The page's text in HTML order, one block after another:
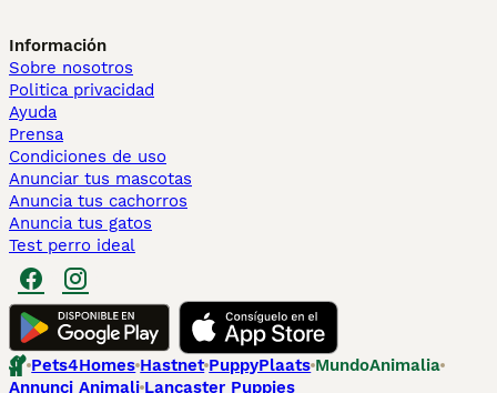
Información
Sobre nosotros
Politica privacidad
Ayuda
Prensa
Condiciones de uso
Anunciar tus mascotas
Anuncia tus cachorros
Anuncia tus gatos
Test perro ideal
Pets4Homes Hastnet PuppyPlaats MundoAnimalia
Annunci Animali Lancaster Puppies